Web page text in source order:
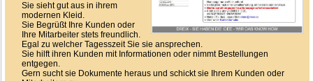
Sie sieht gut aus in ihrem
modernen Kleid.
Sie Begrüßt Ihre Kunden oder
Ihre Mitarbeiter stets freundlich.
Egal zu welcher Tagesszeit Sie sie ansprechen.
Sie hilft ihren Kunden mit Informationen oder nimmt Bestellungen
entgegen.
Gern sucht sie Dokumente heraus und schickt sie Ihrem Kunden oder